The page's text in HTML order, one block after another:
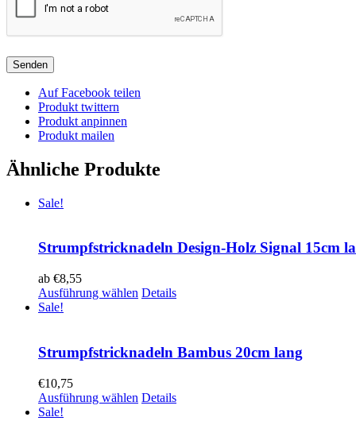
Auf Facebook teilen
Produkt twittern
Produkt anpinnen
Produkt mailen
Ähnliche Produkte
Sale!
Strumpfstricknadeln Design-Holz Signal 15cm
ab €8,55
Ausführung wählen Details
Sale!
Strumpfstricknadeln Bambus 20cm lang
€10,75
Ausführung wählen Details
Sale!